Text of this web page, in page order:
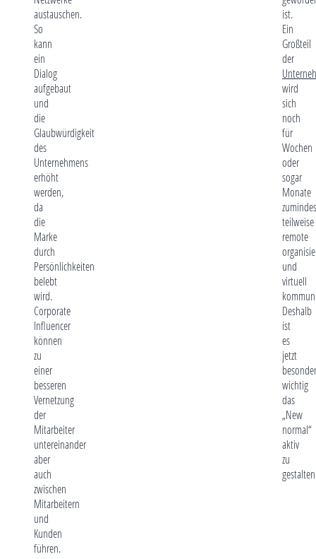
austauschen.
So
kann
ein
Dialog
aufgebaut
und
die
Glaubwürdigkeit
des
Unternehmens
erhöht
werden,
da
die
Marke
durch
Persönlichkeiten
belebt
wird.
Corporate
Influencer
können
zu
einer
besseren
Vernetzung
der
Mitarbeiter
untereinander
aber
auch
zwischen
Mitarbeitern
und
Kunden
führen.
ist.
Ein
Großteil
der
wird
sich
noch
für
Wochen
oder
sogar
Monate
teilweise
remote
und
virtuell
Deshalb
ist
es
jetzt
wichtig
das
„New
normal“
aktiv
zu